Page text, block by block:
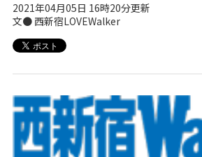
2021年04月05日 16時20分更新
文● 西新宿LOVEWalker